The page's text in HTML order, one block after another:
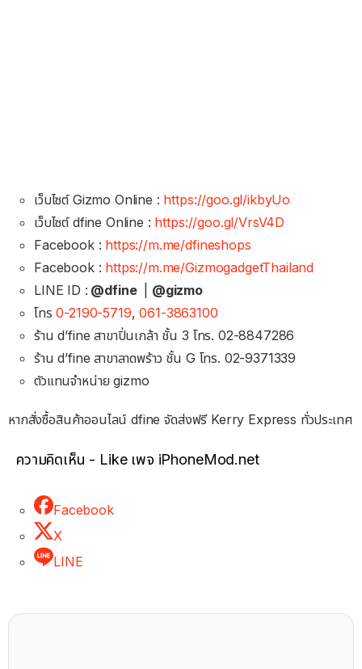
เว็บไซต์ Gizmo Online : https://goo.gl/ikbyUo
เว็บไซต์ dfine Online : https://goo.gl/VrsV4D
Facebook : https://m.me/dfineshops
Facebook : https://m.me/GizmogadgetThailand
LINE ID : @dfine
@gizmo
โทร0-2190-5719,061-3863100
ร้าน d’fine สาขาปิ่นเกล้า ชั้น 3 โทร. 02-8847286
ร้าน d’fine สาขาลาดพร้าว ชั้น G โทร. 02-9371339
ตัวแทนจำหน่าย gizmo
หากสั่งซื้อสินค้าออนไลน์ dfine จัดส่งฟรี Kerry Express ทั่วประเทศ
ความคิดเห็น - Like เพจ iPhoneMod.net
Facebook
X
LINE